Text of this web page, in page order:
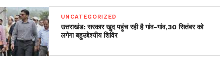
UNCATEGORIZED
उत्तराखंड: सरकार खुद पहुंच रही है गांव-गांव,30 सितंबर को
लगेगा बहुउद्देश्यीय शिविर